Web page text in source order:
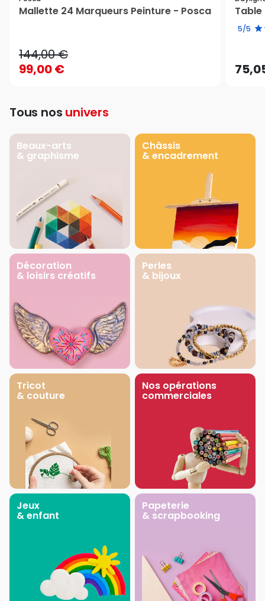
Mallette 24 Marqueurs Peinture - Posca
144,00 €
99,00 €
Table
5/5
Tous nos univers
Beaux-arts
& graphisme
Châssis
& encadrement
Décoration
& loisirs créatifs
Perles
& bijoux
Tricot
& couture
Nos opérations
commerciales
Jeux
& enfant
Papeterie
& scrapbooking